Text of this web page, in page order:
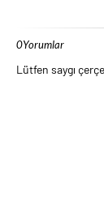
0Yorumlar
Lütfen saygı